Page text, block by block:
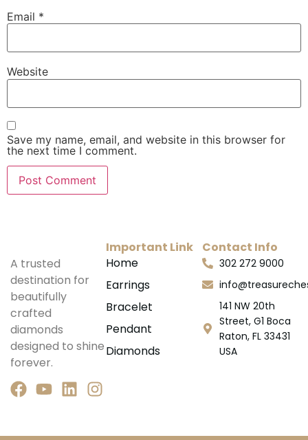
Email *
Website
Save my name, email, and website in this browser for
the next time I comment.
A trusted
destination for
beautifully
crafted
diamonds
designed to shine
forever.
Important Link
Home
Earrings
Bracelet
Pendant
Diamonds
Contact Info
302 272 9000
141 NW 20th
Street, G1 Boca
Raton, FL 33431
USA